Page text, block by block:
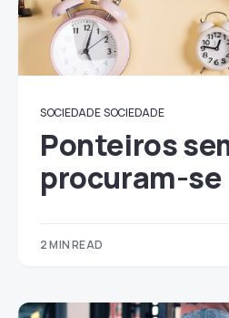
SOCIEDADE SOCIEDADE
Ponteiros
procuram-se
2 MIN READ